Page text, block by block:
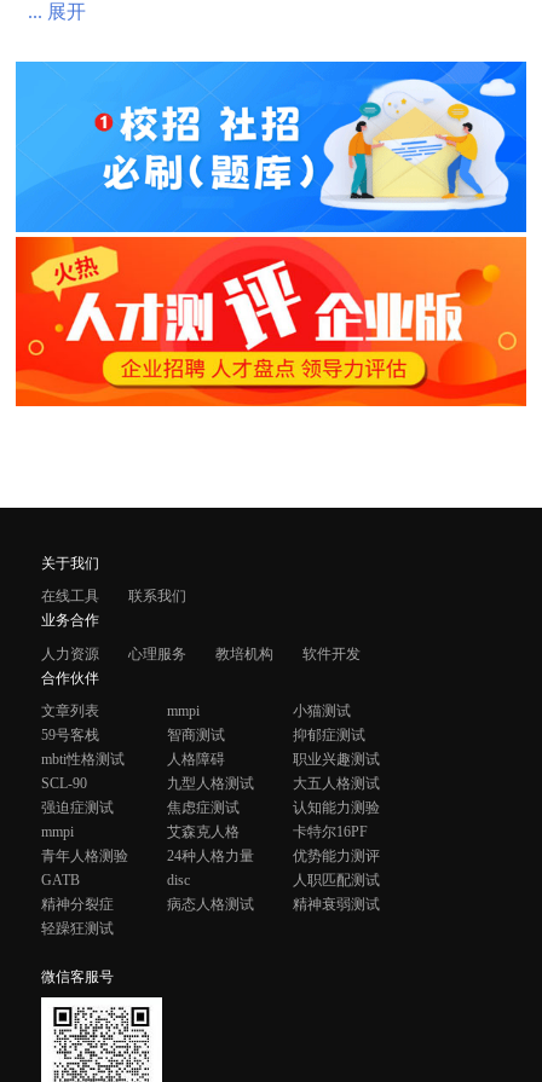
... 展开
关于我们
在线工具
联系我们
业务合作
人力资源
心理服务 教培机构
软件开发
合作伙伴
文章列表
mmpi
小猫测试
59号客栈
智商测试
抑郁症测试
mbti性格测试
人格障碍
职业兴趣测试
SCL-90
九型人格测试
大五人格测试
强迫症测试
焦虑症测试
认知能力测验
mmpi
艾森克人格
卡特尔16PF
青年人格测验
24种人格力量
优势能力测评
GATB
disc
人职匹配测试
精神分裂症
病态人格测试
精神衰弱测试
轻躁狂测试
微信客服号